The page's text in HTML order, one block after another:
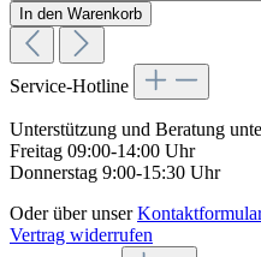
In den Warenkorb
Service-Hotline
Unterstützung und Beratung
Freitag 09:00-14:00 Uhr
Donnerstag 9:00-15:30 Uhr
Oder über unserKontaktformular
Vertrag widerrufen